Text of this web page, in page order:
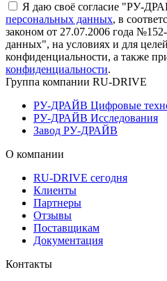
Я даю своё согласие "РУ-
персональных данных, в
законом от 27.07.2006 года
данных", на условиях и для
конфиденциальности, а также
конфиденциальности.
Группа компании RU-DRIVE
РУ-ДРАЙВ Цифровые
РУ-ДРАЙВ Исследования
Завод РУ-ДРАЙВ
О компании
RU-DRIVE сегодня
Клиенты
Партнеры
Отзывы
Поставщикам
Документация
Контакты